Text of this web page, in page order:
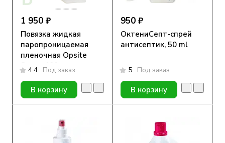
1 950 ₽
Повязка жидкая
паропроницаемая
пленочная Opsite
Spray, 100 мл,
аэрозоль
4.4 Под заказ
В корзину
950 ₽
ОктениСепт-спрей
антисептик, 50 ml
5 Под заказ
В корзину